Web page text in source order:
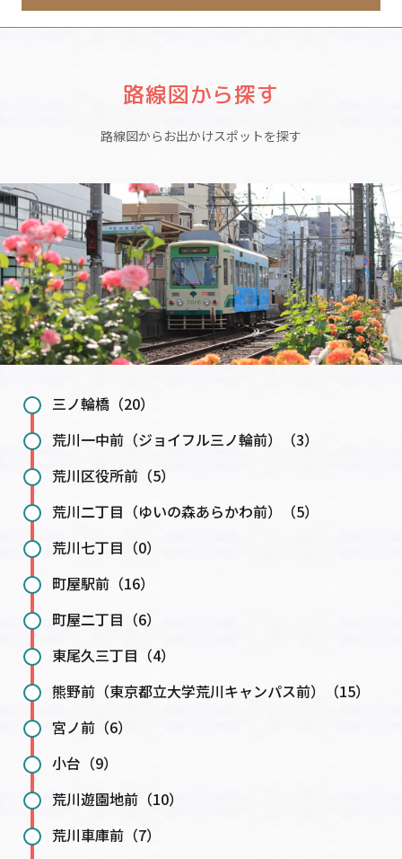
路線図から探す
路線図からお出かけスポットを探す
三ノ輪橋（20）
荒川一中前（ジョイフル三ノ輪前）（3）
荒川区役所前（5）
荒川二丁目（ゆいの森あらかわ前）（5）
荒川七丁目（0）
町屋駅前（16）
町屋二丁目（6）
東尾久三丁目（4）
熊野前（東京都立大学荒川キャンパス前）（15）
宮ノ前（6）
小台（9）
荒川遊園地前（10）
荒川車庫前（7）